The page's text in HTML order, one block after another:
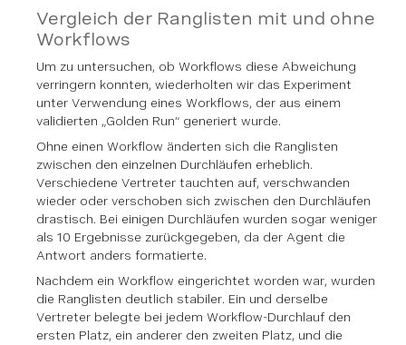
Vergleich der Ranglisten mit und ohne
Workflows
Um zu untersuchen, ob Workflows diese Abweichung
verringern konnten, wiederholten wir das Experiment
unter Verwendung eines Workflows, der aus einem
validierten „Golden Run“ generiert wurde.
Ohne einen Workflow änderten sich die Ranglisten
zwischen den einzelnen Durchläufen erheblich.
Verschiedene Vertreter tauchten auf, verschwanden
wieder oder verschoben sich zwischen den Durchläufen
drastisch. Bei einigen Durchläufen wurden sogar weniger
als 10 Ergebnisse zurückgegeben, da der Agent die
Antwort anders formatierte.
Nachdem ein Workflow eingerichtet worden war, wurden
die Ranglisten deutlich stabiler. Ein und derselbe
Vertreter belegte bei jedem Workflow-Durchlauf den
ersten Platz, ein anderer den zweiten Platz, und die